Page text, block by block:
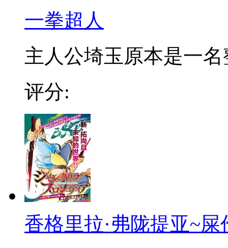
一拳超人
主人公埼玉原本是一名
评分:
香格里拉·弗陇提亚~